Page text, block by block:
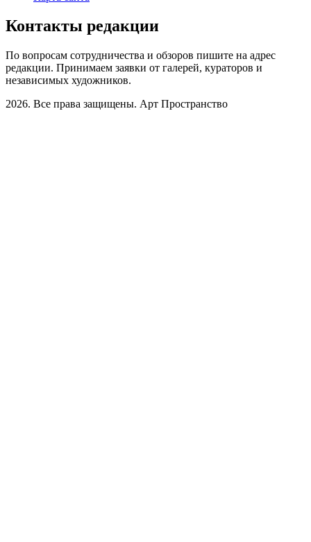
Контакты редакции
По вопросам сотрудничества и обзоров пишите на адрес
редакции. Принимаем заявки от галерей, кураторов и
независимых художников.
2026. Все права защищены. Арт Пространство